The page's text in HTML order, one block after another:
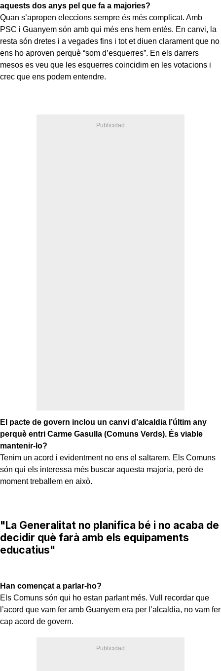
aquests dos anys pel que fa a majories?
Quan s’apropen eleccions sempre és més complicat. Amb
PSC i Guanyem són amb qui més ens hem entès. En canvi, la
resta són dretes i a vegades fins i tot et diuen clarament que no
ens ho aproven perquè “som d’esquerres”. En els darrers
mesos es veu que les esquerres coincidim en les votacions i
crec que ens podem entendre.
El pacte de govern inclou un canvi d’alcaldia l’últim any
perquè entri Carme Gasulla (Comuns Verds). És viable
mantenir-lo?
Tenim un acord i evidentment no ens el saltarem. Els Comuns
són qui els interessa més buscar aquesta majoria, però de
moment treballem en això.
"La Generalitat no planifica bé i no acaba de
decidir què farà amb els equipaments
educatius"
Han començat a parlar-ho?
Els Comuns són qui ho estan parlant més. Vull recordar que
l’acord que vam fer amb Guanyem era per l’alcaldia, no vam fer
cap acord de govern.